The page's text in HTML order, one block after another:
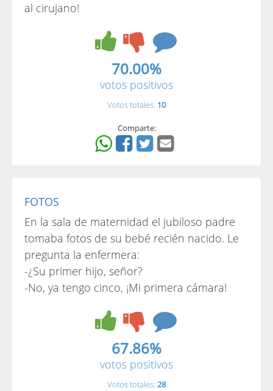
al cirujano!
70.00%
votos positivos
Votos totales: 10
Comparte:
FOTOS
En la sala de maternidad el jubiloso padre
tomaba fotos de su bebé recién nacido. Le
pregunta la enfermera:
-¿Su primer hijo, señor?
-No, ya tengo cinco, ¡Mi primera cámara!
67.86%
votos positivos
Votos totales: 28